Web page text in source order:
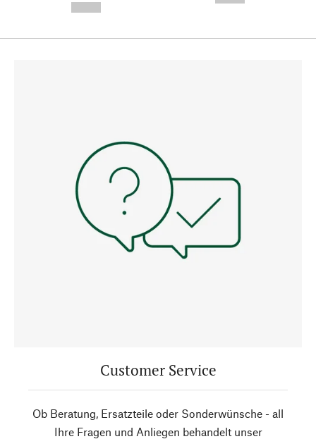
Customer Service
Ob Beratung, Ersatzteile oder Sonderwünsche - all
Ihre Fragen und Anliegen behandelt unser